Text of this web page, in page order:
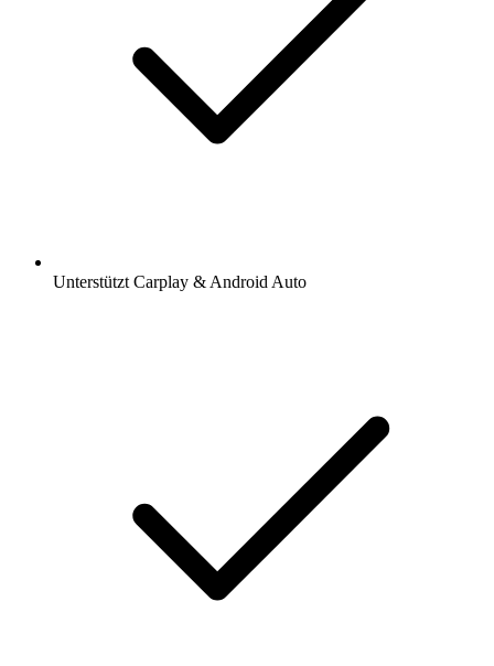
Unterstützt Carplay & Android Auto